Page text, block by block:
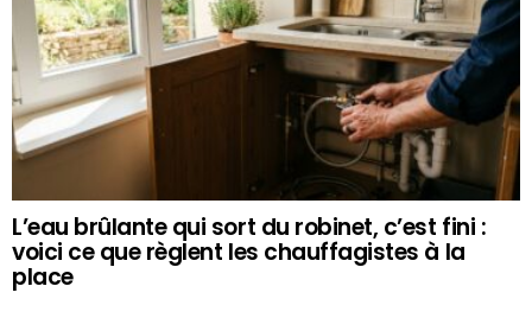
L’eau brûlante qui sort du robinet, c’est fini :
voici ce que règlent les chauffagistes à la
place